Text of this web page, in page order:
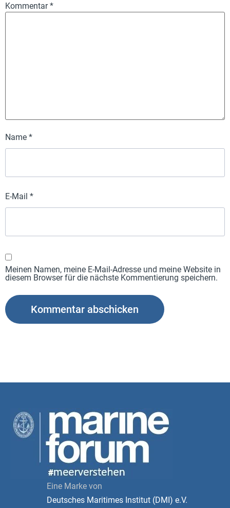
Kommentar*
Name *
E-Mail *
Meinen Namen, meine E-Mail-Adresse und meine Website in
diesem Browser für die nächste Kommentierung speichern.
Eine Marke von
Deutsches Maritimes Institut (DMI) e.V.